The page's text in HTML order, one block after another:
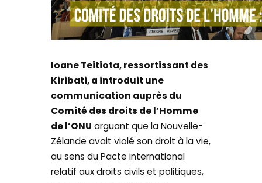
Ioane Teitiota, ressortissant des
Kiribati, a introduit une
communication auprès du
Comité des droits de l’Homme
de l’ONU arguant que la Nouvelle-
Zélande avait violé son droit à la vie,
au sens du Pacte international
relatif aux droits civils et politiques,